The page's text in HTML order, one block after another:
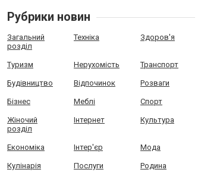
Рубрики новин
Загальний
розділ
Техніка Здоров'я
Туризм Нерухомість Транспорт
Будівництво Відпочинок Розваги
Бізнес Меблі Спорт
Жіночий
розділ
Інтернет Культура
Економіка Інтер'єр Мода
Кулінарія Послуги Родина